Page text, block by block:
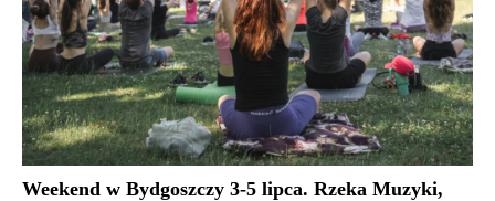
Weekend w Bydgoszczy 3-5 lipca. Rzeka Muzyki,